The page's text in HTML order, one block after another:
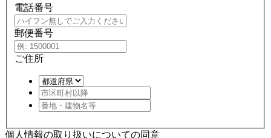
電話番号
郵便番号
ご住所
個人情報の取り扱いについての同意